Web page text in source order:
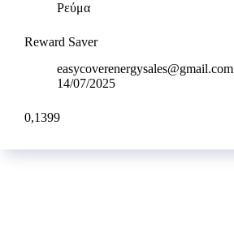
Ρεύμα
Reward Saver
easycoverenergysales@gmail.com
14/07/2025
0,1399